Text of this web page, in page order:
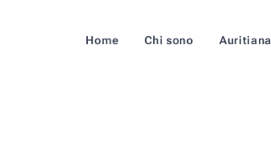
Home Chi sono Auritiana